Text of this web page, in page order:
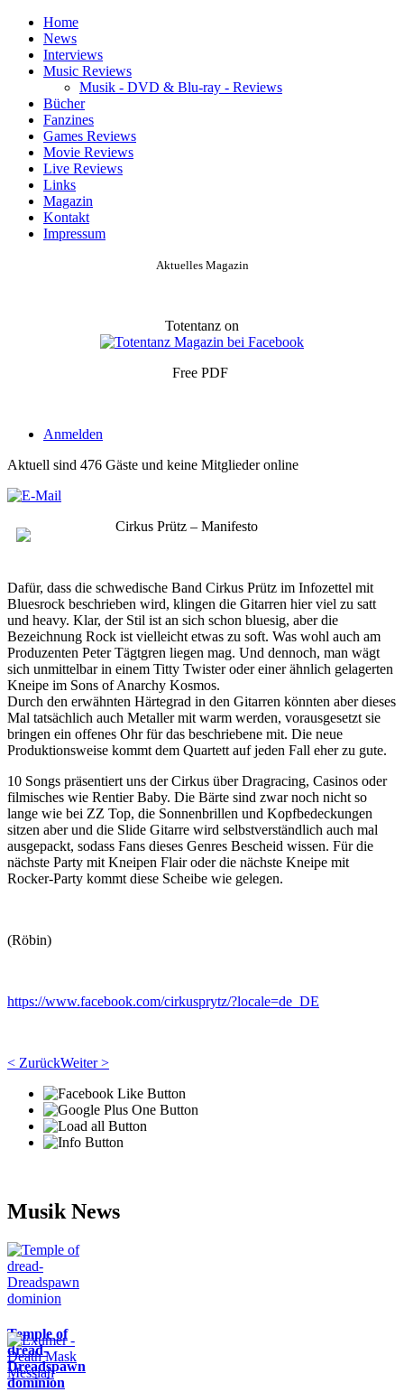
Home
News
Interviews
Music Reviews
Musik - DVD & Blu-ray - Reviews
Bücher
Fanzines
Games Reviews
Movie Reviews
Live Reviews
Links
Magazin
Kontakt
Impressum
Aktuelles Magazin
Totentanz on
Free PDF
Anmelden
Aktuell sind 476 Gäste und keine Mitglieder online
Cirkus Prütz – Manifesto
Dafür, dass die schwedische Band Cirkus Prütz im Infozettel mit
Bluesrock beschrieben wird, klingen die Gitarren hier viel zu satt
und heavy. Klar, der Stil ist an sich schon bluesig, aber die
Bezeichnung Rock ist vielleicht etwas zu soft. Was wohl auch am
Produzenten Peter Tägtgren liegen mag. Und dennoch, man wägt
sich unmittelbar in einem Titty Twister oder einer ähnlich gelagerten
Kneipe im Sons of Anarchy Kosmos.
Durch den erwähnten Härtegrad in den Gitarren könnten aber dieses
Mal tatsächlich auch Metaller mit warm werden, vorausgesetzt sie
bringen ein offenes Ohr für das beschriebene mit. Die neue
Produktionsweise kommt dem Quartett auf jeden Fall eher zu gute.
10 Songs präsentiert uns der Cirkus über Dragracing, Casinos oder
filmisches wie Rentier Baby. Die Bärte sind zwar noch nicht so
lange wie bei ZZ Top, die Sonnenbrillen und Kopfbedeckungen
sitzen aber und die Slide Gitarre wird selbstverständlich auch mal
ausgepackt, sodass Fans dieses Genres Bescheid wissen. Für die
nächste Party mit Kneipen Flair oder die nächste Kneipe mit
Rocker-Party kommt diese Scheibe wie gelegen.
(Röbin)
https://www.facebook.com/cirkusprytz/?locale=de_DE
< ZurückWeiter >
Musik News
Temple of
dread-
Dreadspawn
dominion